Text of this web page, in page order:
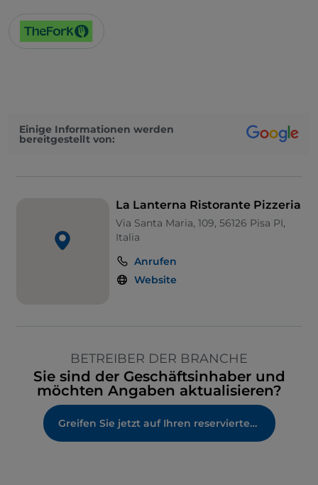
Einige Informationen werden
bereitgestellt von:
La Lanterna Ristorante Pizzeria
Via Santa Maria, 109, 56126 Pisa PI,
Italia
Anrufen
Website
BETREIBER DER BRANCHE
Sie sind der Geschäftsinhaber und
möchten Angaben aktualisieren?
Greifen Sie jetzt auf Ihren reservierten Bereich zu